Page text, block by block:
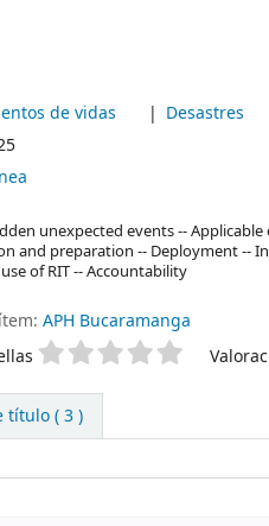
de vidas Desastres
unexpected events --
and preparation -- Deployment --
of RIT -- Accountability
APH Bucaramanga
título ( 3 )